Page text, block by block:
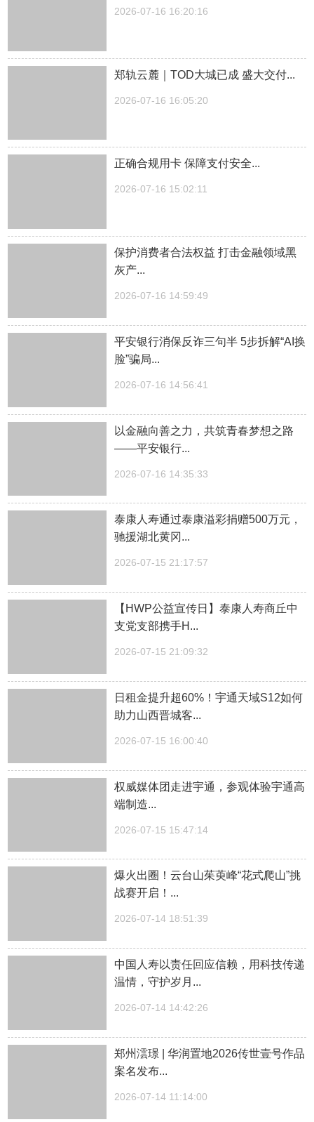
2026-07-16 16:20:16
郑轨云麓｜TOD大城已成 盛大交付...
2026-07-16 16:05:20
正确合规用卡 保障支付安全...
2026-07-16 15:02:11
保护消费者合法权益 打击金融领域黑
灰产...
2026-07-16 14:59:49
平安银行消保反诈三句半 5步拆解“AI换
脸”骗局...
2026-07-16 14:56:41
以金融向善之力，共筑青春梦想之路
——平安银行...
2026-07-16 14:35:33
泰康人寿通过泰康溢彩捐赠500万元，
驰援湖北黄冈...
2026-07-15 21:17:57
【HWP公益宣传日】泰康人寿商丘中
支党支部携手H...
2026-07-15 21:09:32
日租金提升超60%！宇通天域S12如何
助力山西晋城客...
2026-07-15 16:00:40
权威媒体团走进宇通，参观体验宇通高
端制造...
2026-07-15 15:47:14
爆火出圈！云台山茱萸峰“花式爬山”挑
战赛开启！...
2026-07-14 18:51:39
中国人寿以责任回应信赖，用科技传递
温情，守护岁月...
2026-07-14 14:42:26
郑州澐璟 | 华润置地2026传世壹号作品
案名发布...
2026-07-14 11:14:00